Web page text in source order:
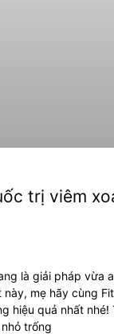
trị viêm
là giải pháp vừa
mẹ hãy cùng
hiệu quả nhất nhé!
trống